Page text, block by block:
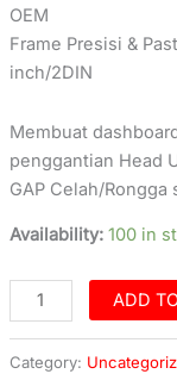
OEM
Frame Presisi &
inch/2DIN
Membuat
penggantian Head
GAP Celah/
Availability: 100 in
ADD
Category: